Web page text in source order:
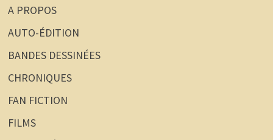
A PROPOS
AUTO-ÉDITION
BANDES DESSINÉES
CHRONIQUES
FAN FICTION
FILMS